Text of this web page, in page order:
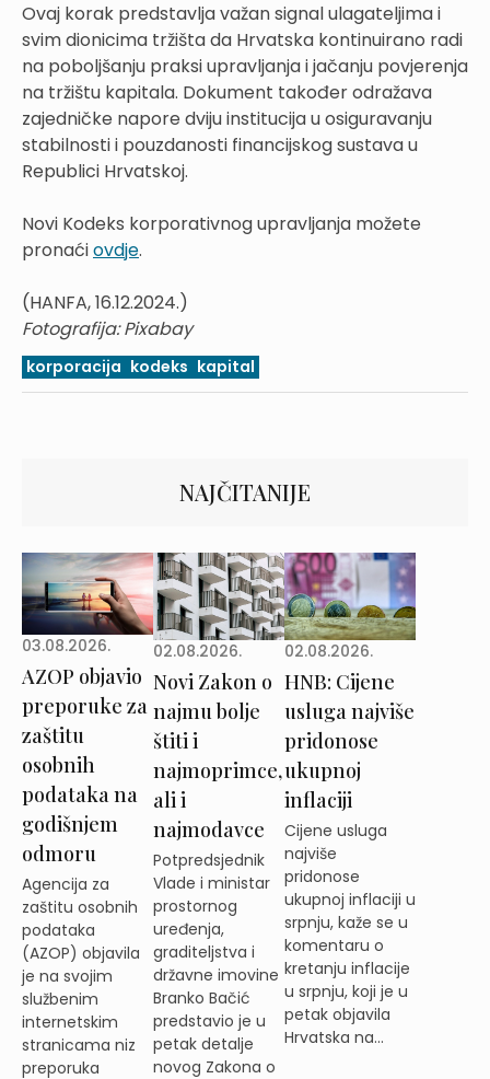
Ovaj korak predstavlja važan signal ulagateljima i
svim dionicima tržišta da Hrvatska kontinuirano radi
na poboljšanju praksi upravljanja i jačanju povjerenja
na tržištu kapitala. Dokument također odražava
zajedničke napore dviju institucija u osiguravanju
stabilnosti i pouzdanosti financijskog sustava u
Republici Hrvatskoj.
Novi Kodeks korporativnog upravljanja možete
pronaćiovdje.
(HANFA, 16.12.2024.)
Fotografija: Pixabay
korporacija kodeks kapital
NAJČITANIJE
03.08.2026.
AZOP objavio
preporuke za
zaštitu
osobnih
podataka na
godišnjem
odmoru
Agencija za
zaštitu osobnih
podataka
(AZOP) objavila
je na svojim
službenim
internetskim
stranicama niz
preporuka
02.08.2026.
Novi Zakon o
najmu bolje
štiti i
najmoprimce,
ali i
najmodavce
Potpredsjednik
Vlade i ministar
prostornog
uređenja,
graditeljstva i
državne imovine
Branko Bačić
predstavio je u
petak detalje
novog Zakona o
02.08.2026.
HNB: Cijene
usluga najviše
pridonose
ukupnoj
inflaciji
Cijene usluga
najviše
pridonose
ukupnoj inflaciji u
srpnju, kaže se u
komentaru o
kretanju inflacije
u srpnju, koji je u
petak objavila
Hrvatska na...